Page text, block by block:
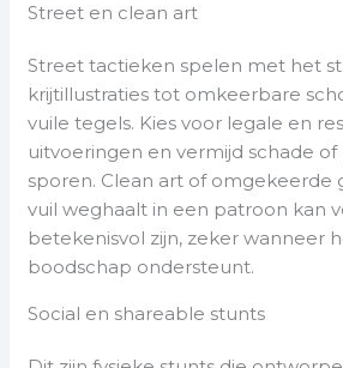
Street en clean art
Street tactieken spelen met het
krijtillustraties tot omkeerbare
vuile tegels. Kies voor legale en
uitvoeringen en vermijd schade
sporen. Clean art of omgekeerde
vuil weghaalt in een patroon kan
betekenisvol zijn, zeker wanneer
boodschap ondersteunt.
Social en shareable stunts